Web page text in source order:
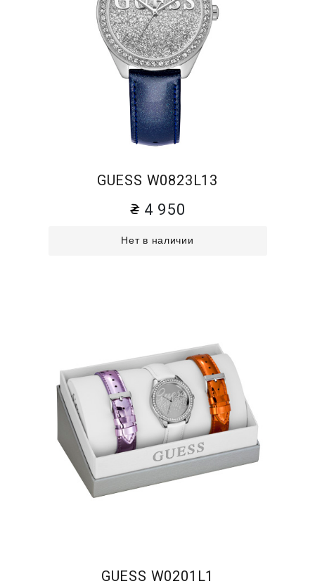
GUESS W0823L13
4 950
Нет в наличии
GUESS W0201L1